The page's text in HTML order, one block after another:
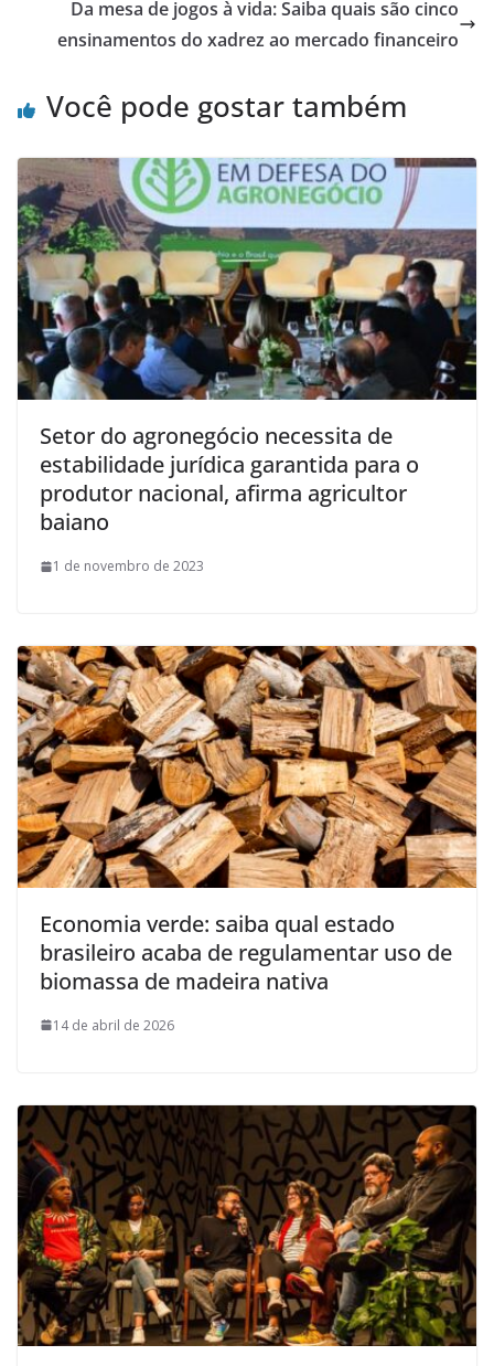
Da mesa de jogos à vida: Saiba quais são cinco
ensinamentos do xadrez ao mercado financeiro
Você pode gostar também
Setor do agronegócio necessita de
estabilidade jurídica garantida para o
produtor nacional, afirma agricultor
baiano
1 de novembro de 2023
Economia verde: saiba qual estado
brasileiro acaba de regulamentar uso de
biomassa de madeira nativa
14 de abril de 2026